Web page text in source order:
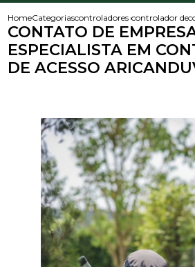
HomeCategoriascontroladores de acesso
controlador de
CONTATO DE
ESPECIALISTA EM
DE ACESSO